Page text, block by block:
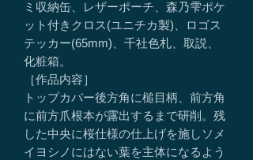
ミ収納缶、レザーポーチ、森乃雫ポケ
ット付きクロス(ユニチカ製)、ロゴス
テッカー(65mm)、千社色札、取説、
化粧箱。
［作品内容］
トップカバー後方角に槌目柄、前方角
に前方爪根本が露出するまで研削。残
した中央に桜仕様の仕上げを施しソメ
イヨシノにはない葉を主体になるよう